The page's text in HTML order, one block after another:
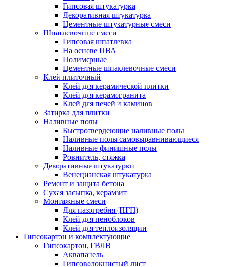
Гипсовая штукатурка
Декоративная штукатурка
Цементные штукатурные смеси
Шпатлевочные смеси
Гипсовая шпатлевка
На основе ПВА
Полимерные
Цементные шпаклевочные смеси
Клей плиточный
Клей для керамической плитки
Клей для керамогранита
Клей для печей и каминов
Затирка для плитки
Наливные полы
Быстротвердеющие наливные полы
Наливные полы самовыравнивающиеся
Наливные финишные полы
Ровнитель, стяжка
Декоративные штукатурки
Венецианская штукатурка
Ремонт и защита бетона
Сухая засыпка, керамзит
Монтажные смеси
Для пазогребня (ПГП)
Клей для пеноблоков
Клей для теплоизоляции
Гипсокартон и комплектующие
Гипсокартон, ГВЛВ
Аквапанель
Гипсоволокнистый лист